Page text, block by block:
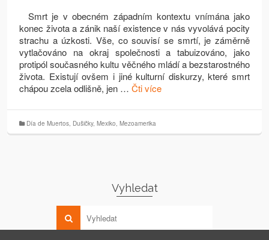
Smrt je v obecném západním kontextu vnímána jako
konec života a zánik naší existence v nás vyvolává pocity
strachu a úzkosti. Vše, co souvisí se smrtí, je záměrně
vytlačováno na okraj společnosti a tabuizováno, jako
protipól současného kultu věčného mládí a bezstarostného
života. Existují ovšem i jiné kulturní diskurzy, které smrt
chápou zcela odlišně, jen … Čti více
Día de Muertos, Dušičky, Mexiko, Mezoamerika
Vyhledat